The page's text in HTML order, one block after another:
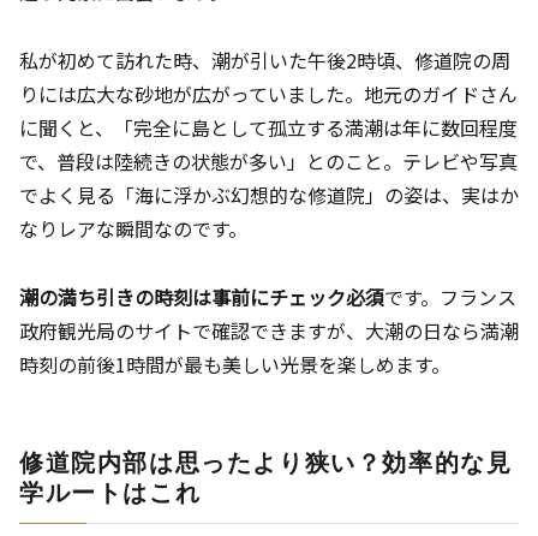
私が初めて訪れた時、潮が引いた午後2時頃、修道院の周
りには広大な砂地が広がっていました。地元のガイドさん
に聞くと、「完全に島として孤立する満潮は年に数回程度
で、普段は陸続きの状態が多い」とのこと。テレビや写真
でよく見る「海に浮かぶ幻想的な修道院」の姿は、実はか
なりレアな瞬間なのです。
潮の満ち引きの時刻は事前にチェック必須です。フランス
政府観光局のサイトで確認できますが、大潮の日なら満潮
時刻の前後1時間が最も美しい光景を楽しめます。
修道院内部は思ったより狭い？効率的な見
学ルートはこれ